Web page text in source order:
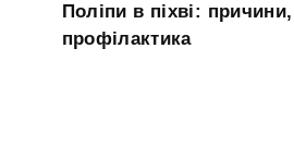
Поліпи в піхві:
профілактика